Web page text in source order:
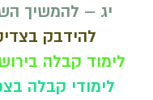
יג – להמשיך
להידבק
לימוד קבלה
לימודי קבלה